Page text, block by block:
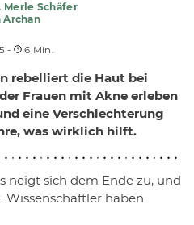
Merle Schäfer
Archan
- 6 Min.
rebelliert die Haut bei
Frauen mit Akne erleben
eine Verschlechterung
was wirklich hilft.
neigt sich dem Ende zu, und
haben